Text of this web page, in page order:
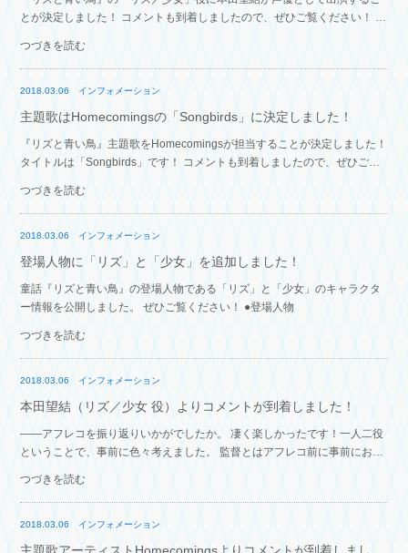
とが決定しました！ コメントも到着しましたので、ぜひご覧ください！ ●
スタッフ・キャスト情報 ●本田望結 コメント
つづきを読む
2018.03.06 インフォメーション
主題歌はHomecomingsの「Songbirds」に決定しました！
『リズと青い鳥』主題歌をHomecomingsが担当することが決定しました！
タイトルは「Songbirds」です！ コメントも到着しましたので、ぜひご覧
ください！ ●音楽 ●Homecomings コメント
つづきを読む
2018.03.06 インフォメーション
登場人物に「リズ」と「少女」を追加しました！
童話『リズと青い鳥』の登場人物である「リズ」と「少女」のキャラクタ
ー情報を公開しました。 ぜひご覧ください！ ●登場人物
つづきを読む
2018.03.06 インフォメーション
本田望結（リズ／少女 役）よりコメントが到着しました！
――アフレコを振り返りいかがでしたか。 凄く楽しかったです！一人二役
ということで、事前に色々考えました。 監督とはアフレコ前に事前にお会
いできていなかったので、キャラクターに色を付け過ぎてはダメかなと思
っていました…
つづきを読む
2018.03.06 インフォメーション